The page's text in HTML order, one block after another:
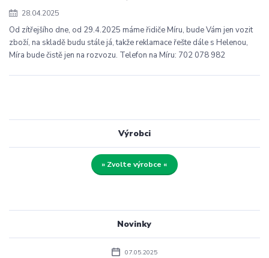
Novinky
07.05.2025
Výrobci
» Zvolte výrobce «
28.04.2025
Od zítřejšího dne, od 29.4.2025 máme řidiče Míru, bude Vám jen vozit
zboží, na skladě budu stále já, takže reklamace řešte dále s Helenou,
Míra bude čistě jen na rozvozu. Telefon na Míru: 702 078 982